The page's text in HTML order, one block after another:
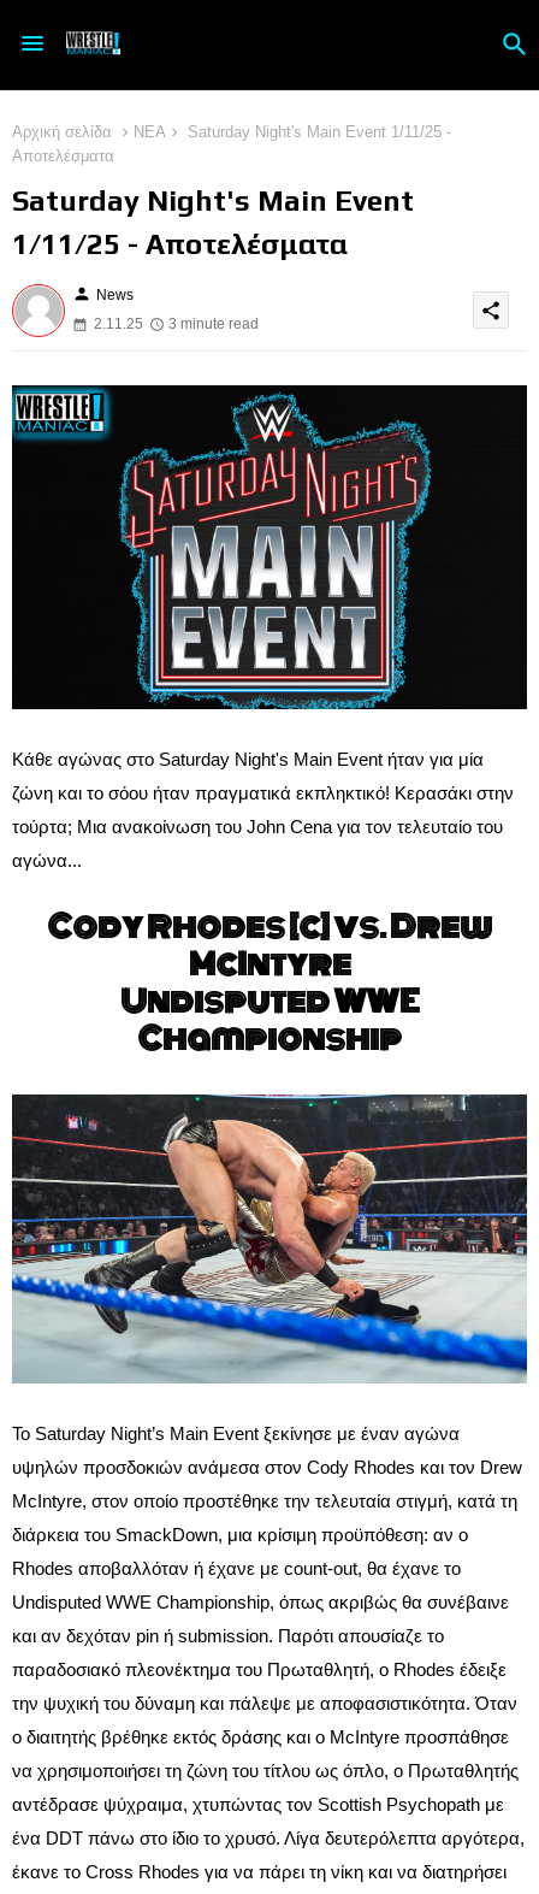
Αρχική σελίδα ΝΕΑ
Saturday Night's Main Event 1/11/25 -
Αποτελέσματα
Saturday Night's Main Event
1/11/25 - Αποτελέσματα
person News
2.11.25
3 minute read
share
Κάθε αγώνας στο Saturday Night's Main Event ήταν για μία
ζώνη και το σόου ήταν πραγματικά εκπληκτικό! Κερασάκι στην
τούρτα; Μια ανακοίνωση του John Cena για τον τελευταίο του
αγώνα...
Cody Rhodes [c] vs. Drew
McIntyre
Undisputed WWE
Championship
Το Saturday Night’s Main Event ξεκίνησε με έναν αγώνα
υψηλών προσδοκιών ανάμεσα στον Cody Rhodes και τον Drew
McIntyre, στον οποίο προστέθηκε την τελευταία στιγμή, κατά τη
διάρκεια του SmackDown, μια κρίσιμη προϋπόθεση: αν ο
Rhodes αποβαλλόταν ή έχανε με count-out, θα έχανε το
Undisputed WWE Championship, όπως ακριβώς θα συνέβαινε
και αν δεχόταν pin ή submission. Παρότι απουσίαζε το
παραδοσιακό πλεονέκτημα του Πρωταθλητή, ο Rhodes έδειξε
την ψυχική του δύναμη και πάλεψε με αποφασιστικότητα. Όταν
ο διαιτητής βρέθηκε εκτός δράσης και ο McIntyre προσπάθησε
να χρησιμοποιήσει τη ζώνη του τίτλου ως όπλο, ο Πρωταθλητής
αντέδρασε ψύχραιμα, χτυπώντας τον Scottish Psychopath με
ένα DDT πάνω στο ίδιο το χρυσό. Λίγα δευτερόλεπτα αργότερα,
έκανε το Cross Rhodes για να πάρει τη νίκη και να διατηρήσει